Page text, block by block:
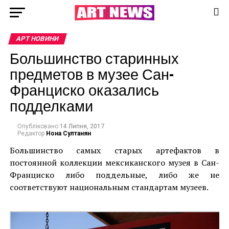
АРТ НОВИНИ
Большинство старинных
предметов в музее Сан-
Франциско оказались
подделками
Опубліковано 14 Липня, 2017
Редактор Нона Султанян
Большинство самых старых артефактов в
постоянной коллекции мексиканского музея в Сан-
Франциско либо поддельные, либо же не
соответствуют национальным стандартам музеев.